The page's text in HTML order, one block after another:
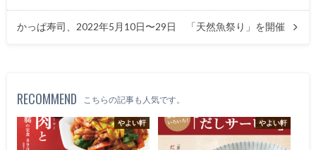
かっぱ寿司、2022年5月10日〜29日 「天然魚祭り」を開催
RECOMMEND こちらの記事も人気です。
やよい軒 やよい軒